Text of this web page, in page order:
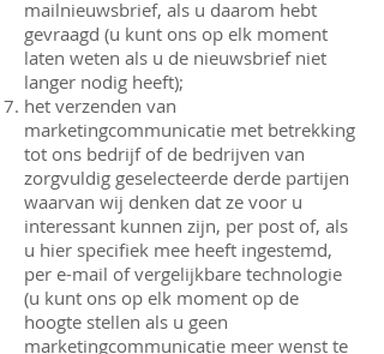
mailnieuwsbrief, als u daarom hebt
gevraagd (u kunt ons op elk moment
laten weten als u de nieuwsbrief niet
langer nodig heeft);
het verzenden van
marketingcommunicatie met betrekking
tot ons bedrijf of de bedrijven van
zorgvuldig geselecteerde derde partijen
waarvan wij denken dat ze voor u
interessant kunnen zijn, per post of, als
u hier specifiek mee heeft ingestemd,
per e-mail of vergelijkbare technologie
(u kunt ons op elk moment op de
hoogte stellen als u geen
marketingcommunicatie meer wenst te